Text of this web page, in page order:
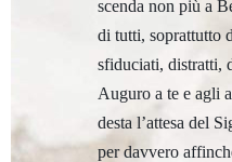
scenda non più a
di tutti, soprattutto
sfiduciati, distratti,
Auguro a te e agli
desta l’attesa del
per davvero